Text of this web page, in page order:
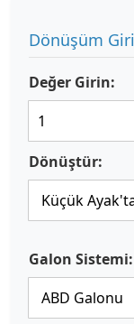
Dönüşüm
Değer Girin:
Dönüştür:
Galon Sistemi: